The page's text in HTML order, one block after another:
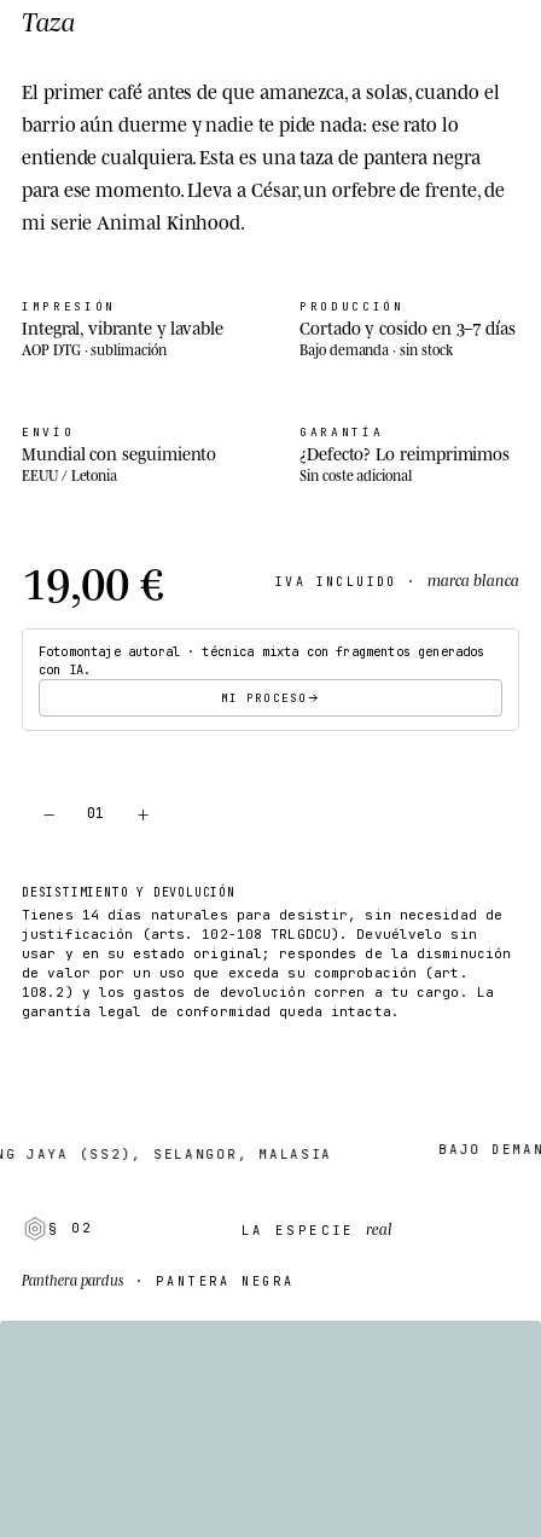
Taza
El primer café antes de que amanezca, a solas, cuando el
barrio aún duerme y nadie te pide nada: ese rato lo
entiende cualquiera. Esta es una taza de pantera negra
para ese momento. Lleva a César, un orfebre de frente, de
mi serie Animal Kinhood.
IMPRESIÓN
Integral, vibrante y lavable
AOP DTG · sublimación
PRODUCCIÓN
Cortado y cosido en 3–7 días
Bajo demanda · sin stock
ENVÍO
Mundial con seguimiento
EEUU / Letonia
GARANTÍA
¿Defecto? Lo reimprimimos
Sin coste adicional
19,00 € IVA INCLUIDO · marca blanca
Fotomontaje autoral · técnica mixta con fragmentos generados
con IA.
MI PROCESO
− 01 +
DESISTIMIENTO Y DEVOLUCIÓN
Tienes 14 días naturales para desistir, sin necesidad de
justificación (arts. 102-108 TRLGDCU). Devuélvelo sin
usar y en su estado original; respondes de la disminución
de valor por un uso que exceda su comprobación (art.
108.2) y los gastos de devolución corren a tu cargo. La
garantía legal de conformidad queda intacta.
(SS2), SELANGOR, MALASIA BAJO
§ 02 LA ESPECIE real
Panthera pardus · PANTERA NEGRA